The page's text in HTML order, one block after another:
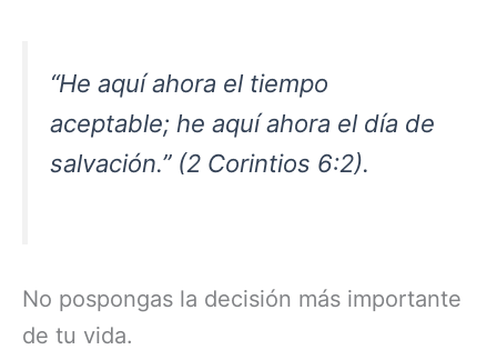
“He aquí ahora el tiempo
aceptable; he aquí ahora el día de
salvación.” (2 Corintios 6:2).
No pospongas la decisión más importante
de tu vida.